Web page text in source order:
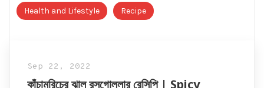
Health and Lifestyle Recipe
Sep 22, 2022
কাঁচামরিচের ঝাল রসগোল্লার রেসিপি | Spicy